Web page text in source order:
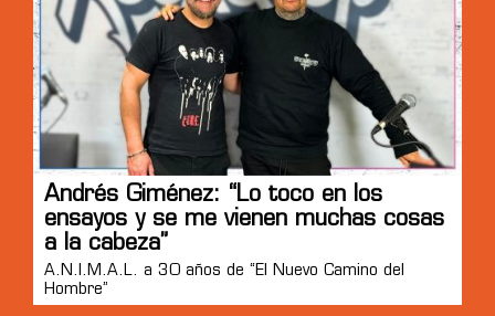
Andrés Giménez: “Lo toco en los
ensayos y se me vienen muchas cosas
a la cabeza”
A.N.I.M.A.L. a 30 años de “El Nuevo Camino del
Hombre”